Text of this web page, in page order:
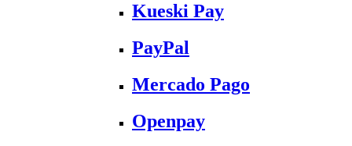
Kueski Pay
PayPal
Mercado Pago
Openpay